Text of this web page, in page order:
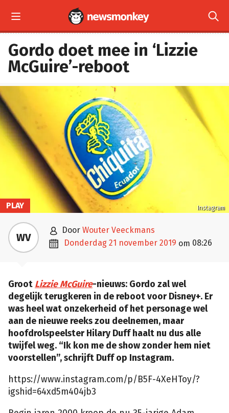
 
Gordo doet mee in ‘Lizzie
McGuire’-reboot
Instagram
PLAY
WV  door Wouter Veeckmans
 donderdag 21 november 2019 om 08:26
Groot Lizzie McGuire-nieuws: Gordo zal wel
degelijk terugkeren in de reboot voor Disney+. Er
was heel wat onzekerheid of het personage wel
aan de nieuwe reeks zou deelnemen, maar
hoofdrolspeelster Hilary Duff haalt nu dus alle
twijfel weg. “Ik kon me de show zonder hem niet
voorstellen”, schrijft Duff op Instagram.
https://www.instagram.com/p/B5F-4XeHToy/?
igshid=64xd5m404jb3